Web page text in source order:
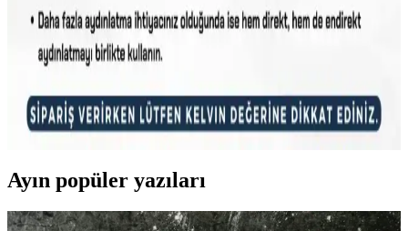
Hegza Lighting ile Modern ve Şık İç ve Dış Mekân
Aydınlatma Çözümleri
Hegza Lighting, modern LED avize ve aydınlatma ürünleriyle iç ve
dış mekânlara şıklık katarken fonksiyonelliği de ön plana çıkarıyor.
Uzun ömürlü ve estetik çözümler sunar.
Ayın popüler yazıları